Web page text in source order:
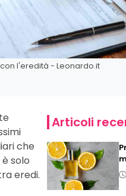
l'eredità - Leonardo.it
che
solo
eredi.
Articoli